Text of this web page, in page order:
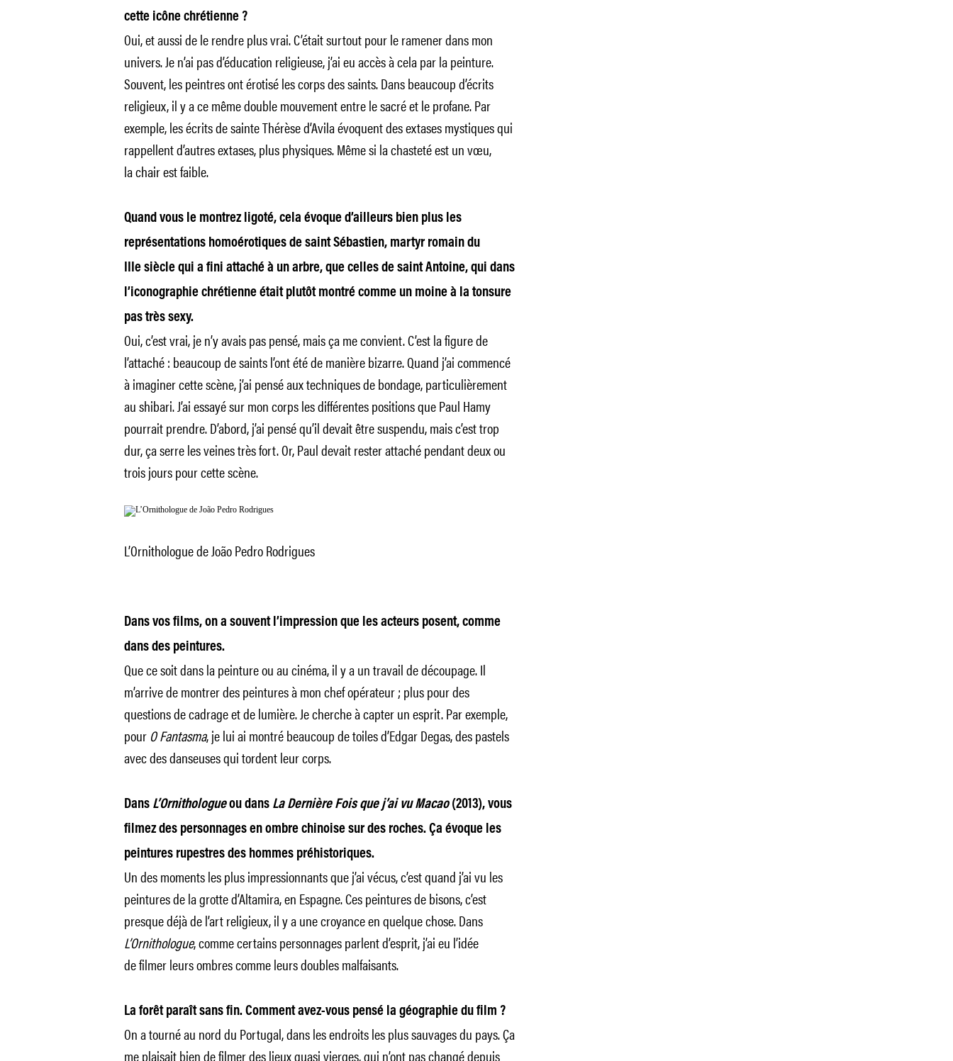
cette icône chrétienne ?
Oui, et aussi de le rendre plus vrai. C’était surtout pour le ramener dans mon
univers. Je n’ai pas d’éducation religieuse, j’ai eu accès à cela par la peinture.
Souvent, les peintres ont érotisé les corps des saints. Dans beaucoup d’écrits
religieux, il y a ce même double mouvement entre le sacré et le profane. Par
exemple, les écrits de sainte Thérèse d’Avila évoquent des extases mystiques qui
rappellent d’autres extases, plus physiques. Même si la chasteté est un vœu,
la chair est faible.
Quand vous le montrez ligoté, cela évoque d’ailleurs bien plus les
représentations homoérotiques de saint Sébastien, martyr romain du
IIIe siècle qui a fini attaché à un arbre, que celles de saint Antoine, qui dans
l’iconographie chrétienne était plutôt montré comme un moine à la tonsure
pas très sexy.
Oui, c’est vrai, je n’y avais pas pensé, mais ça me convient. C’est la figure de
l’attaché : beaucoup de saints l’ont été de manière bizarre. Quand j’ai commencé
à imaginer cette scène, j’ai pensé aux techniques de bondage, particulièrement
au shibari. J’ai essayé sur mon corps les différentes positions que Paul Hamy
pourrait prendre. D’abord, j’ai pensé qu’il devait être suspendu, mais c’est trop
dur, ça serre les veines très fort. Or, Paul devait rester attaché pendant deux ou
trois jours pour cette scène.
L’Ornithologue de João Pedro Rodrigues
Dans vos films, on a souvent l’impression que les acteurs posent, comme
dans des peintures.
Que ce soit dans la peinture ou au cinéma, il y a un travail de découpage. Il
m’arrive de montrer des peintures à mon chef opérateur ; plus pour des
questions de cadrage et de lumière. Je cherche à capter un esprit. Par exemple,
pour O Fantasma, je lui ai montré beaucoup de toiles d’Edgar Degas, des pastels
avec des danseuses qui tordent leur corps.
DansL’Ornithologueou dans La Dernière Fois que j’ai vu Macao(2013), vous
filmez des personnages en ombre chinoise sur des roches. Ça évoque les
peintures rupestres des hommes préhistoriques.
Un des moments les plus impressionnants que j’ai vécus, c’est quand j’ai vu les
peintures de la grotte d’Altamira, en Espagne. Ces peintures de bisons, c’est
presque déjà de l’art religieux, il y a une croyance en quelque chose. Dans
L’Ornithologue, comme certains personnages parlent d’esprit, j’ai eu l’idée
de filmer leurs ombres comme leurs doubles malfaisants.
La forêt paraît sans fin. Comment avez-vous pensé la géographie du film ?
On a tourné au nord du Portugal, dans les endroits les plus sauvages du pays. Ça
me plaisait bien de filmer des lieux quasi vierges, qui n’ont pas changé depuis